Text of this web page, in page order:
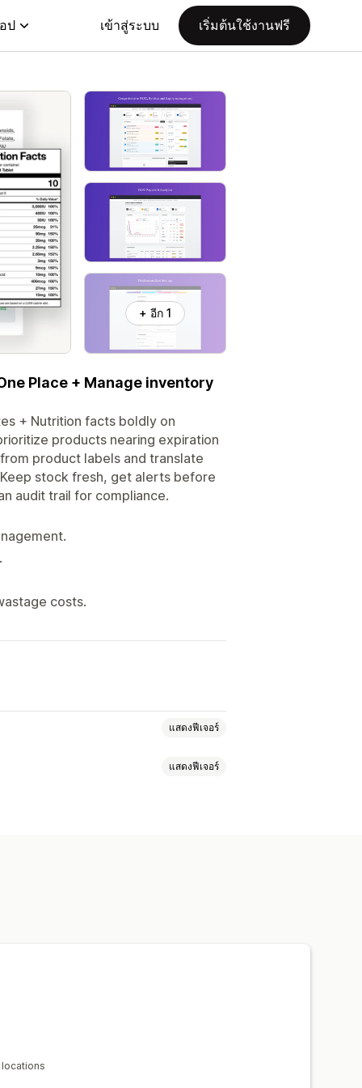
ป เข้าสู่ระบบ เริ่มต้นใช้งานฟรี
+ อีก 1
Place + Manage inventory
+ Nutrition facts boldly on
products nearing expiration
product labels and translate
stock fresh, get alerts before
audit trail for compliance.
costs.
แสดงฟีเจอร์
แสดงฟีเจอร์
locations